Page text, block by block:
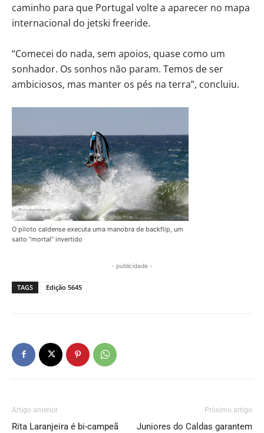
caminho para que Portugal volte a aparecer no mapa
internacional do jetski freeride.
“Comecei do nada, sem apoios, quase como um
sonhador. Os sonhos não param. Temos de ser
ambiciosos, mas manter os pés na terra”, concluiu.
O piloto caldense executa uma manobra de backflip, um
salto “mortal” invertido
- publicidade -
TAGS Edição 5645
Artigo anterior
Rita Laranjeira é bi-campeã
Próximo artigo
Juniores do Caldas garantem